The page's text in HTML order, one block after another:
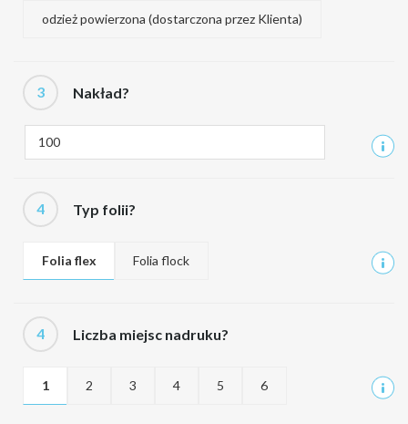
odzież powierzona (dostarczona przez Klienta)
3 Nakład?
4 Typ folii?
Folia flex Folia flock
4 Liczba miejsc nadruku?
1 2 3 4 5 6